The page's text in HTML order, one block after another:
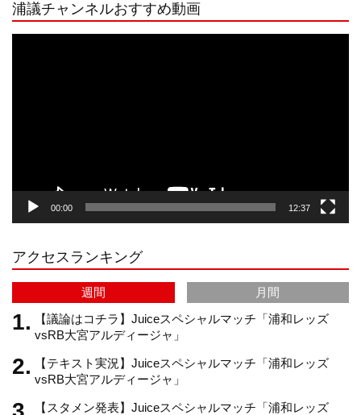
r
a
m
e
C
h
a
浦議チャンネルおすすめ動画
00:00 12:37
アクセスランキング
週間
月間
【議論はコチラ】Juiceスペシャルマッチ「浦和レッズ
vsRB大宮アルディージャ」
【テキスト実況】Juiceスペシャルマッチ「浦和レッズ
vsRB大宮アルディージャ」
【スタメン発表】Juiceスペシャルマッチ「浦和レッズ